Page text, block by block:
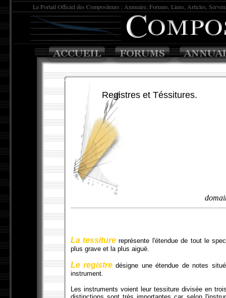
Le Portail Officiel des Compositeurs : Annuaire, Forums, Liens, Articles,
Registres et Téssitures.
La tessiturereprésente l'étendue de tout le
plus grave et la plus aiguë.
Le registredésigne une étendue de notes
instrument.
Les instruments voient leur tessiture divisée en